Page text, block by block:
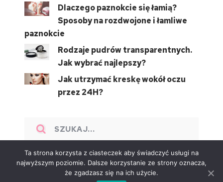
Dlaczego paznokcie się łamią?
Sposoby na rozdwojone i łamliwe
paznokcie
Rodzaje pudrów transparentnych.
Jak wybrać najlepszy?
Jak utrzymać kreskę wokół oczu
przez 24H?
BeautyStyleCopyright © 2026.
Ta strona korzysta z ciasteczek aby świadczyć usługi na
najwyższym poziomie. Dalsze korzystanie ze strony oznacza,
że zgadzasz się na ich użycie.